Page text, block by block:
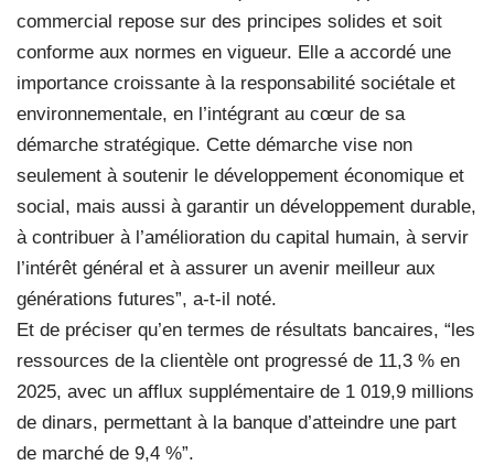
commercial repose sur des principes solides et soit
conforme aux normes en vigueur. Elle a accordé une
importance croissante à la responsabilité sociétale et
environnementale, en l’intégrant au cœur de sa
démarche stratégique. Cette démarche vise non
seulement à soutenir le développement économique et
social, mais aussi à garantir un développement durable,
à contribuer à l’amélioration du capital humain, à servir
l’intérêt général et à assurer un avenir meilleur aux
générations futures”, a-t-il noté.
Et de préciser qu’en termes de résultats bancaires, “les
ressources de la clientèle ont progressé de 11,3 % en
2025, avec un afflux supplémentaire de 1 019,9 millions
de dinars, permettant à la banque d’atteindre une part
de marché de 9,4 %”.